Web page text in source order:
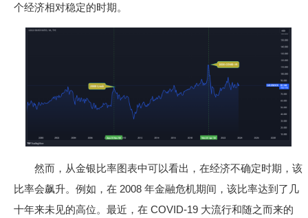
个经济相对稳定的时期。
然而，从金银比率图表中可以看出，在经济不确定时期，该
比率会飙升。例如，在 2008 年金融危机期间，该比率达到了几
十年来未见的高位。最近，在 COVID-19 大流行和随之而来的